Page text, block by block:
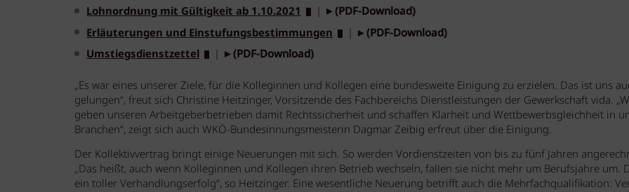
Lohnordnung mit Gültigkeit ab 1.10.2021 | ►(PDF-Download)
Erläuterungen und Einstufungsbestimmungen | ►(PDF-Download)
Umstiegsdienstzettel | ►(PDF-Download)
„Es war eines unserer Ziele, für die Kolleginnen und Kollegen eine bundesweite Einigung zu erzielen. Das ist uns
gelungen“, freut sich Christine Heitzinger, Vorsitzende des Fachbereichs Dienstleistungen der Gewerkschaft vida.
geben unseren Arbeitgeberbetrieben damit Rechtssicherheit und schaffen Klarheit und Wettbewerbsgleichheit in
Branchen“, zeigt sich auch WKÖ-Bundesinnungsmeisterin Dagmar Zeibig erfreut über die Einigung.
Der Kollektivvertrag bringt einige Neuerungen mit sich. So werden Vordienstzeiten von bis zu fünf Jahren
„Das heißt, auch wenn Kolleginnen und Kollegen ihren Betrieb wechseln, fallen sie nicht mehr um Berufsjahre um.
ein toller Verhandlungserfolg“, so Heitzinger. Eine wesentliche Neuerung betrifft auch die Mehrfachqualifikation: